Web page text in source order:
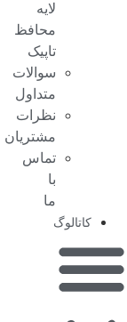
لایه
محافظ
تاپیک
سوالات
متداول
نظرات
مشتریان
تماس
با
ما
کاتالوگ